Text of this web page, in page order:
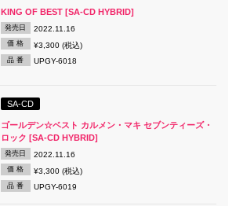
KING OF BEST [SA-CD HYBRID]
発売日 2022.11.16
価 格 ¥3,300 (税込)
品 番 UPGY-6018
SA-CD
ゴールデン☆ベスト カルメン・マキ セブンティーズ・
ロック [SA-CD HYBRID]
発売日 2022.11.16
価 格 ¥3,300 (税込)
品 番 UPGY-6019